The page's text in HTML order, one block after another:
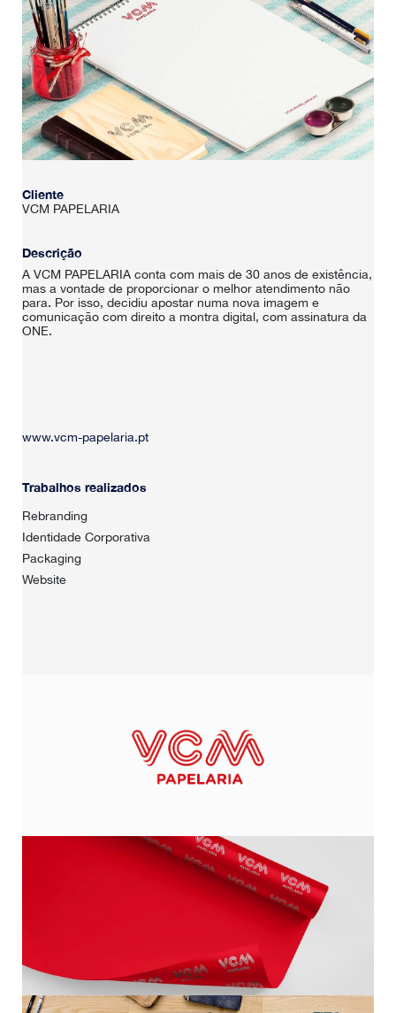
Cliente
VCM PAPELARIA
Descrição
A VCM PAPELARIA conta com mais de 30 anos de existência,
mas a vontade de proporcionar o melhor atendimento não
para. Por isso, decidiu apostar numa nova imagem e
comunicação com direito a montra digital, com assinatura da
ONE.
www.vcm-papelaria.pt
Trabalhos realizados
Rebranding
Identidade Corporativa
Packaging
Website